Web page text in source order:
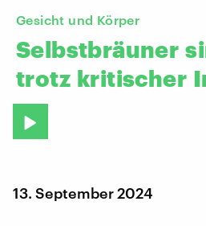
Gesicht und Körper
Selbstbräuner
trotz kritischer
13. September 2024